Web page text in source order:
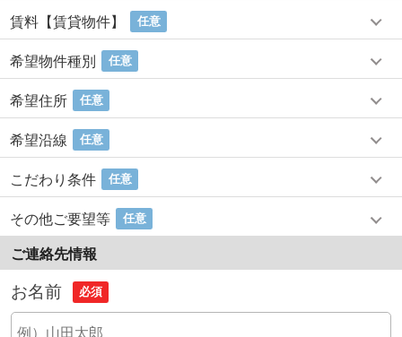
賃料【賃貸物件】 任意
希望物件種別 任意
希望住所 任意
希望沿線 任意
こだわり条件 任意
その他ご要望等 任意
ご連絡先情報
お名前 必須